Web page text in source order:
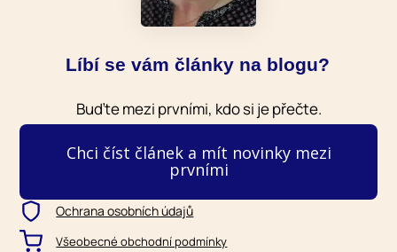
Líbí se vám články na blogu?
Buďte mezi prvními, kdo si je přečte.
Chci číst článek a mít novinky mezi
prvními
Ochrana osobních údajů
Všeobecné obchodní podmínky